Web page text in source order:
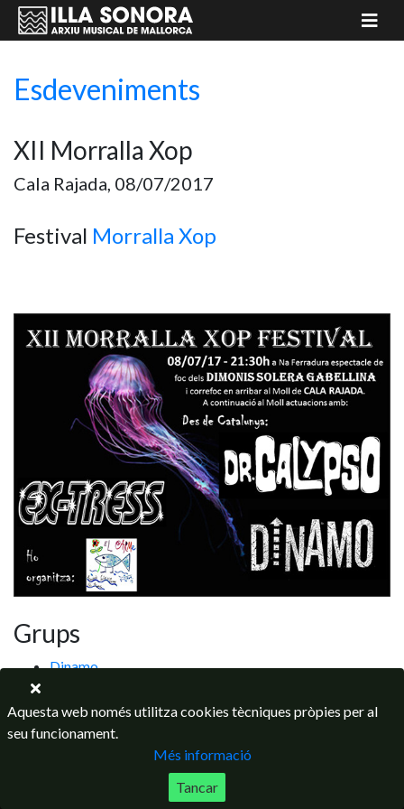
Esdeveniments
XII Morralla Xop
Cala Rajada, 08/07/2017
Festival Morralla Xop
Grups
Dinamo
Aquesta web només utilitza cookies tècniques pròpies per al
seu funcionament.
Més informació
Tancar